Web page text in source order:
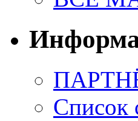
Список